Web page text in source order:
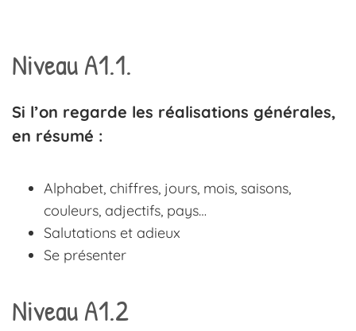
Niveau A1.1.
Si l’on regarde les réalisations générales,
en résumé :
Alphabet, chiffres, jours, mois, saisons,
couleurs, adjectifs, pays…
Salutations et adieux
Se présenter
Niveau A1.2